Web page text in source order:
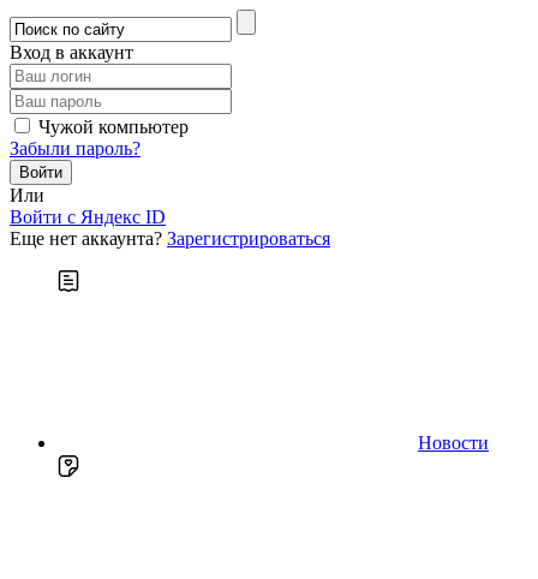
Вход в аккаунт
Чужой компьютер
Забыли пароль?
Или
Войти c Яндекс ID
Еще нет аккаунта? Зарегистрироваться
Новости